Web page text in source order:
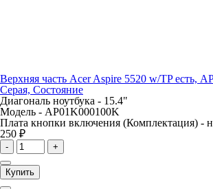
Верхняя часть Acer Aspire 5520 w/TP есть,
Серая, Состояние
Диагональ ноутбука - 15.4"
Модель - AP01K000100K
Плата кнопки включения (Комплектация) -
250 ₽
- +
Купить